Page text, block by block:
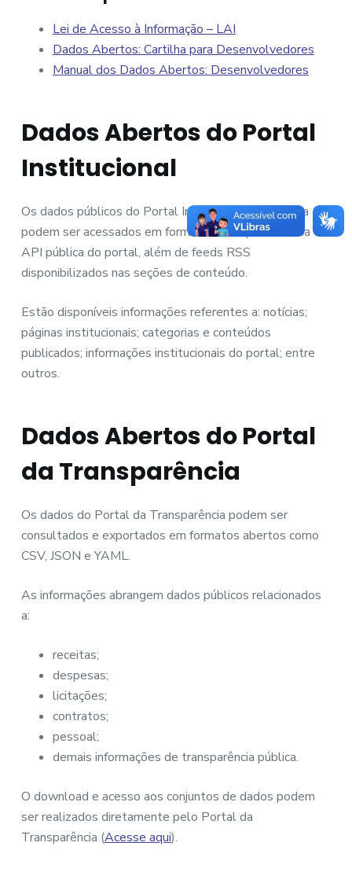
Lei de Acesso à Informação – LAI
Dados Abertos: Cartilha para Desenvolvedores
Manual dos Dados Abertos: Desenvolvedores
Dados Abertos do Portal
Institucional
Os dados públicos do Portal Institucional da Câmara
podem ser acessados em formato JSON por meio da
API pública do portal, além de feeds RSS
disponibilizados nas seções de conteúdo.
Estão disponíveis informações referentes a: notícias;
páginas institucionais; categorias e conteúdos
publicados; informações institucionais do portal; entre
outros.
Dados Abertos do Portal
da Transparência
Os dados do Portal da Transparência podem ser
consultados e exportados em formatos abertos como
CSV, JSON e YAML.
As informações abrangem dados públicos relacionados
a:
receitas;
despesas;
licitações;
contratos;
pessoal;
demais informações de transparência pública.
O download e acesso aos conjuntos de dados podem
ser realizados diretamente pelo Portal da
Transparência (Acesse aqui).